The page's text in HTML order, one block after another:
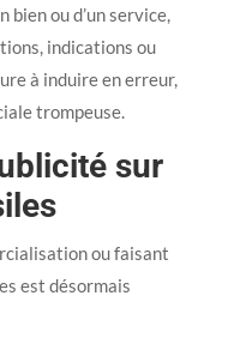
bien ou d’un service,
indications ou
à induire en erreur,
trompeuse.
sur
ou faisant
est désormais